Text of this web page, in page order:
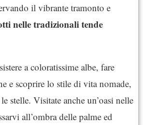
il vibrante tramonto e
nelle tradizionali tende
a coloratissime albe, fare
e scoprire lo stile di vita nomade,
stelle. Visitate anche un’oasi nelle
all’ombra delle palme ed